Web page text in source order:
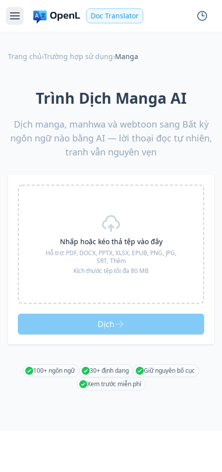
Doc Translator
Trang chủ›Trường hợp sử dụng›Manga
Trình Dịch Manga AI
Dịch manga, manhwa và webtoon sang Bất kỳ
ngôn ngữ nào bằng AI — lời thoại đọc tự nhiên,
tranh vẫn nguyên vẹn
Nhấp hoặc kéo thả tệp vào đây
Hỗ trợ: PDF, DOCX, PPTX, XLSX, EPUB, PNG, JPG,
SRT, Thêm
Kích thước tệp tối đa 80 MB
Dịch
100+ ngôn ngữ 30+ định dạng
Giữ nguyên bố cục
Xem trước miễn phí